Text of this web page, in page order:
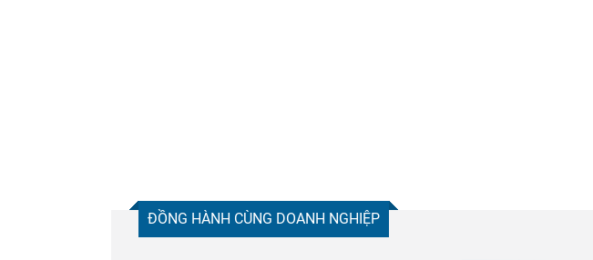
ĐỒNG HÀNH CÙNG DOANH NGHIỆP